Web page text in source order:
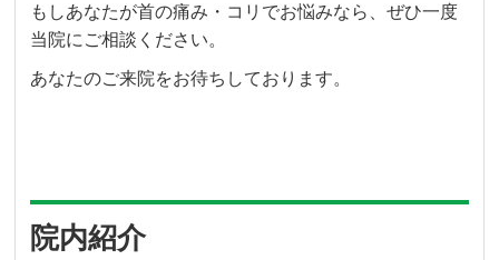
もしあなたが首の痛み・コリでお悩みなら、ぜひ一度
当院にご相談ください。
あなたのご来院をお待ちしております。
院内紹介